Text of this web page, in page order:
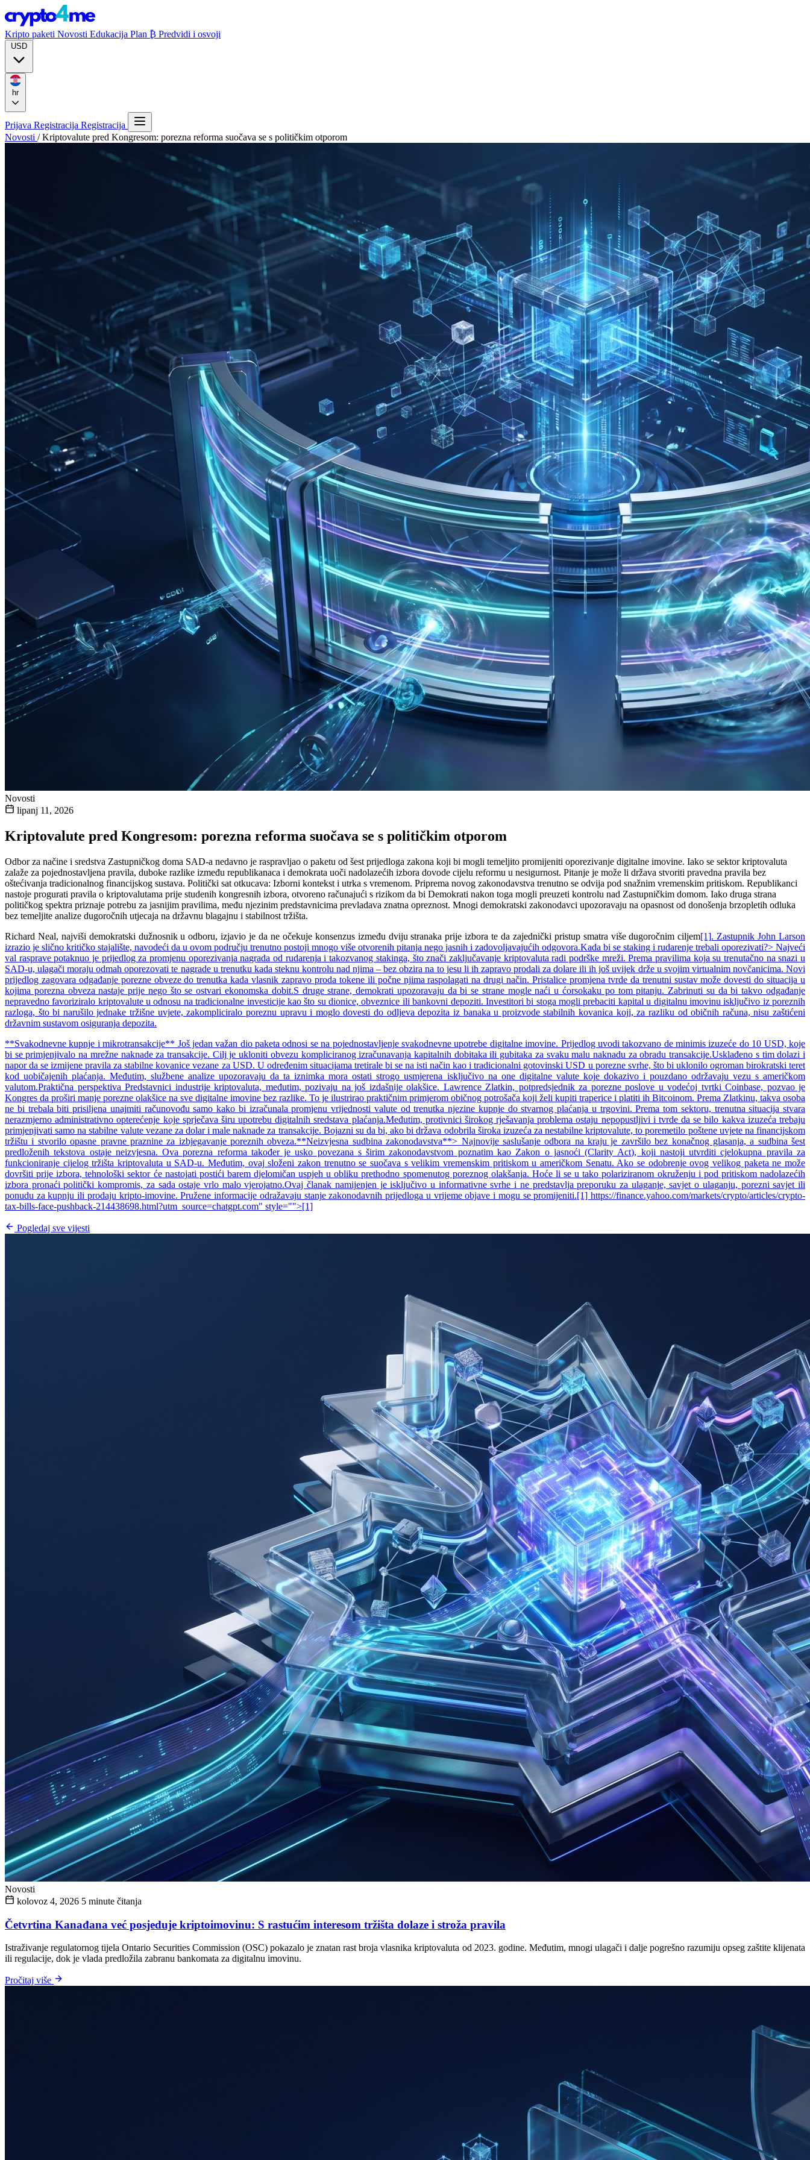
Kripto paketi Novosti Edukacija Plan ₿ Predvidi i osvoji
hr
Prijava Registracija Registracija
Novosti / Kriptovalute pred Kongresom: porezna reforma suočava se s političkim otporom
Novosti
lipanj 11, 2026
Kriptovalute pred Kongresom: porezna reforma suočava se s političkim otporom
Odbor za načine i sredstva Zastupničkog doma SAD-a nedavno je raspravljao o paketu od šest prijedloga zakona koji bi mogli temeljito promijeniti oporezivanje digitalne imovine. Iako se sektor kriptovaluta
zalaže za pojednostavljena pravila, duboke razlike između republikanaca i demokrata uoči nadolazećih izbora dovode cijelu reformu u nesigurnost. Pitanje je može li država stvoriti pravedna pravila bez
oštećivanja tradicionalnog financijskog sustava. Politički sat otkucava: Izborni kontekst i utrka s vremenom. Priprema novog zakonodavstva trenutno se odvija pod snažnim vremenskim pritiskom. Republikanci
nastoje progurati pravila o kriptovalutama prije studenih kongresnih izbora, otvoreno računajući s rizikom da bi Demokrati nakon toga mogli preuzeti kontrolu nad Zastupničkim domom. Iako druga strana
političkog spektra priznaje potrebu za jasnijim pravilima, među njezinim predstavnicima prevladava znatna opreznost. Mnogi demokratski zakonodavci upozoravaju na opasnost od donošenja brzopletih odluka
bez temeljite analize dugoročnih utjecaja na državnu blagajnu i stabilnost tržišta.
Richard Neal, najviši demokratski dužnosnik u odboru, izjavio je da ne očekuje konsenzus između dviju stranaka prije izbora te da zajednički pristup smatra više dugoročnim ciljem[1]. Zastupnik John Larson
izrazio je slično kritičko stajalište, navodeći da u ovom području trenutno postoji mnogo više otvorenih pitanja nego jasnih i zadovoljavajućih odgovora.Kada bi se staking i rudarenje trebali oporezivati?> Najveći
val rasprave potaknuo je prijedlog za promjenu oporezivanja nagrada od rudarenja i takozvanog stakinga, što znači zaključavanje kriptovaluta radi podrške mreži. Prema pravilima koja su trenutačno na snazi u
SAD-u, ulagači moraju odmah oporezovati te nagrade u trenutku kada steknu kontrolu nad njima – bez obzira na to jesu li ih zapravo prodali za dolare ili ih još uvijek drže u svojim virtualnim novčanicima. Novi
prijedlog zagovara odgađanje porezne obveze do trenutka kada vlasnik zapravo proda tokene ili počne njima raspolagati na drugi način. Pristalice promjena tvrde da trenutni sustav može dovesti do situacija u
kojima porezna obveza nastaje prije nego što se ostvari ekonomska dobit.S druge strane, demokrati upozoravaju da bi se strane mogle naći u ćorsokaku po tom pitanju. Zabrinuti su da bi takvo odgađanje
nepravedno favoriziralo kriptovalute u odnosu na tradicionalne investicije kao što su dionice, obveznice ili bankovni depoziti. Investitori bi stoga mogli prebaciti kapital u digitalnu imovinu isključivo iz poreznih
razloga, što bi narušilo jednake tržišne uvjete, zakompliciralo poreznu upravu i moglo dovesti do odljeva depozita iz banaka u proizvode stabilnih kovanica koji, za razliku od običnih računa, nisu zaštićeni
državnim sustavom osiguranja depozita.
**Svakodnevne kupnje i mikrotransakcije** Još jedan važan dio paketa odnosi se na pojednostavljenje svakodnevne upotrebe digitalne imovine. Prijedlog uvodi takozvano de minimis izuzeće do 10 USD, koje
bi se primjenjivalo na mrežne naknade za transakcije. Cilj je ukloniti obvezu kompliciranog izračunavanja kapitalnih dobitaka ili gubitaka za svaku malu naknadu za obradu transakcije.Usklađeno s tim dolazi i
napor da se izmijene pravila za stabilne kovanice vezane za USD. U određenim situacijama tretirale bi se na isti način kao i tradicionalni gotovinski USD u porezne svrhe, što bi uklonilo ogroman birokratski teret
kod uobičajenih plaćanja. Međutim, službene analize upozoravaju da ta iznimka mora ostati strogo usmjerena isključivo na one digitalne valute koje dokazivo i pouzdano održavaju vezu s američkom
valutom.Praktična perspektiva Predstavnici industrije kriptovaluta, međutim, pozivaju na još izdašnije olakšice. Lawrence Zlatkin, potpredsjednik za porezne poslove u vodećoj tvrtki Coinbase, pozvao je
Kongres da proširi manje porezne olakšice na sve digitalne imovine bez razlike. To je ilustrirao praktičnim primjerom običnog potrošača koji želi kupiti traperice i platiti ih Bitcoinom. Prema Zlatkinu, takva osoba
ne bi trebala biti prisiljena unajmiti računovođu samo kako bi izračunala promjenu vrijednosti valute od trenutka njezine kupnje do stvarnog plaćanja u trgovini. Prema tom sektoru, trenutna situacija stvara
nerazmjerno administrativno opterećenje koje sprječava širu upotrebu digitalnih sredstava plaćanja.Međutim, protivnici širokog rješavanja problema ostaju nepopustljivi i tvrde da se bilo kakva izuzeća trebaju
primjenjivati samo na stabilne valute vezane za dolar i male naknade za transakcije. Bojazni su da bi, ako bi država odobrila široka izuzeća za nestabilne kriptovalute, to poremetilo poštene uvjete na financijskom
tržištu i stvorilo opasne pravne praznine za izbjegavanje poreznih obveza.**Neizvjesna sudbina zakonodavstva**> Najnovije saslušanje odbora na kraju je završilo bez konačnog glasanja, a sudbina šest
predloženih tekstova ostaje neizvjesna. Ova porezna reforma također je usko povezana s širim zakonodavstvom poznatim kao Zakon o jasnoći (Clarity Act), koji nastoji utvrditi cjelokupna pravila za
funkcioniranje cijelog tržišta kriptovaluta u SAD-u. Međutim, ovaj složeni zakon trenutno se suočava s velikim vremenskim pritiskom u američkom Senatu. Ako se odobrenje ovog velikog paketa ne može
dovršiti prije izbora, tehnološki sektor će nastojati postići barem djelomičan uspjeh u obliku prethodno spomenutog poreznog olakšanja. Hoće li se u tako polariziranom okruženju i pod pritiskom nadolazećih
izbora pronaći politički kompromis, za sada ostaje vrlo malo vjerojatno.Ovaj članak namijenjen je isključivo u informativne svrhe i ne predstavlja preporuku za ulaganje, savjet o ulaganju, porezni savjet ili
ponudu za kupnju ili prodaju kripto-imovine. Pružene informacije odražavaju stanje zakonodavnih prijedloga u vrijeme objave i mogu se promijeniti.[1] https://finance.yahoo.com/markets/crypto/articles/crypto-
tax-bills-face-pushback-214438698.html?utm_source=chatgpt.com" style="">[1]
Pogledaj sve vijesti
Novosti
kolovoz 4, 2026 5 minute čitanja
Četvrtina Kanađana već posjeduje kriptoimovinu: S rastućim interesom tržišta dolaze i stroža pravila
Istraživanje regulatornog tijela Ontario Securities Commission (OSC) pokazalo je znatan rast broja vlasnika kriptovaluta od 2023. godine. Međutim, mnogi ulagači i dalje pogrešno razumiju opseg zaštite klijenata
ili regulacije, dok je vlada predložila zabranu bankomata za digitalnu imovinu.
Pročitaj više